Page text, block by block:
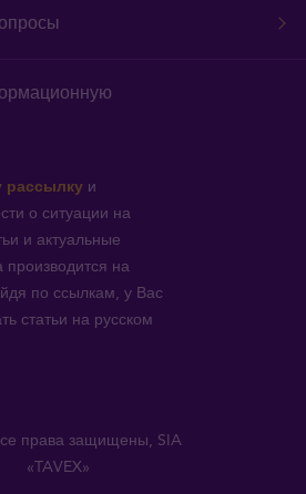
рассылку и
о ситуации на
и актуальные
на
по ссылкам, у Вас
статьи на русском
права защищены, SIA
«TAVEX»